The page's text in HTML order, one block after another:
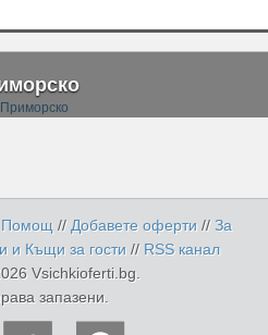
Помощ //Добавете оферти//За
и Къщи за гости // RSS канал
Vsichkioferti.bg.
запазени.